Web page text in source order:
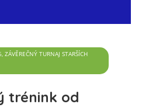
trénink od
TURNAJ STARŠÍCH